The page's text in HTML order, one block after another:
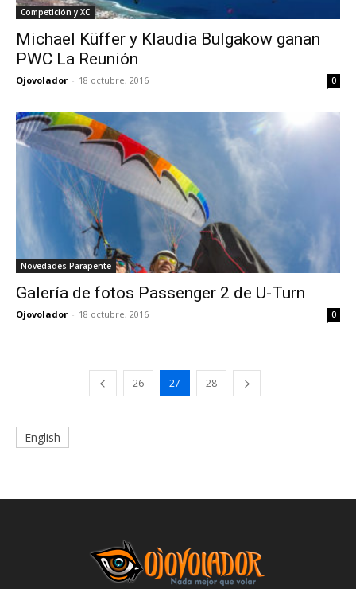
Competición y XC
Michael Küffer y Klaudia Bulgakow ganan
PWC La Reunión
Ojovolador - 18 octubre, 2016 0
Novedades Parapente
Galería de fotos Passenger 2 de U-Turn
Ojovolador - 18 octubre, 2016 0
26 27 28
English